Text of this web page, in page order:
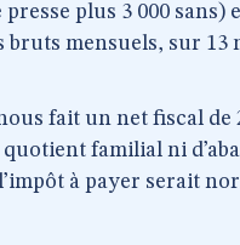
plus 3 000 sans)
mensuels, sur 13
fait un net fiscal de
familial ni
à payer serait